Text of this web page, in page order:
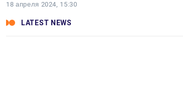
18 апреля 2024, 15:30
LATEST NEWS